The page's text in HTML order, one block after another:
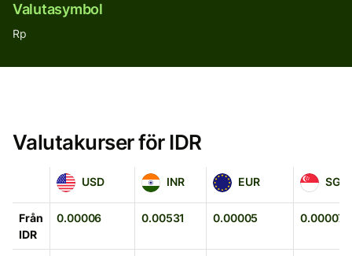
Valutasymbol
Rp
Valutakurser för IDR
USD
USD INR
INR EUR
EUR SGD
SGD
Från
IDR
0.00006 0.00531 0.00005 0.00007